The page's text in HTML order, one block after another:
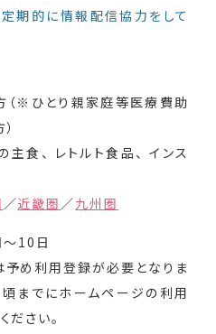
期的に情報配信協力をして
（※ひとり親家庭等医療費助
食、 レトルト食品、 インス
／近畿圏 ／九州圏
10日
め利用登録が必要となりま
までにホームページの利用
ださい。